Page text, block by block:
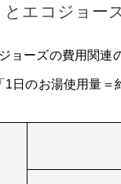
エコジョー
ョーズの費用関連
1日のお湯使用量